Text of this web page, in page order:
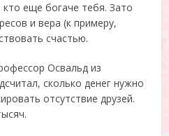
еще богаче тебя. Зато
и вера (к примеру,
счастью.
Освальд из
сколько денег нужно
отсутствие друзей.